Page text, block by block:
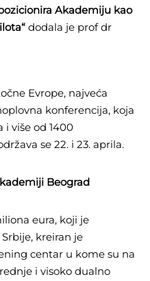
Akademiju kao
dodala je prof dr
Evrope, najveća
konferencija, koja
više od 1400
se 22. i 23. aprila.
Beograd
eura, koji je
kreiran je
centar u kome su na
i visoko dualno